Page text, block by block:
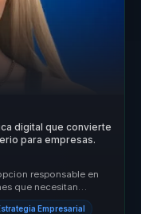
digital que convierte
para empresas.
responsable en
que necesitan
Empresarial